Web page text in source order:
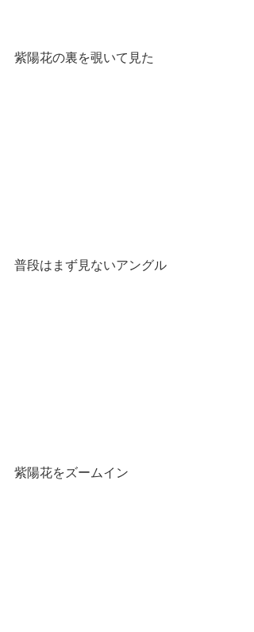
紫陽花の裏を覗いて見た
普段はまず見ないアングル
紫陽花をズームイン